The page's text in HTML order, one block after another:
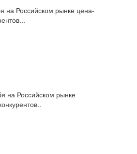
на Российском рынке цена-
на Российском рынке